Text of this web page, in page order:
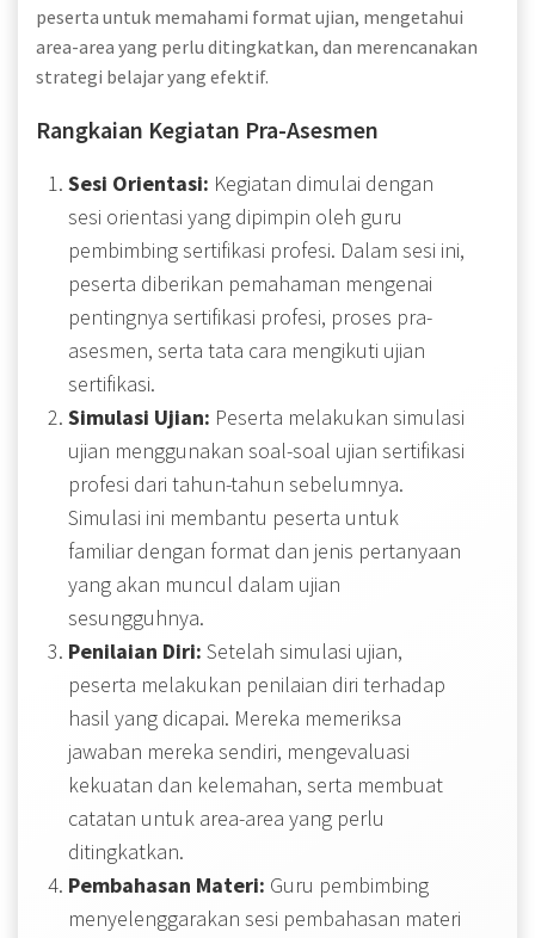
peserta untuk memahami format ujian, mengetahui
area-area yang perlu ditingkatkan, dan merencanakan
strategi belajar yang efektif.
Rangkaian Kegiatan Pra-Asesmen
Sesi Orientasi: Kegiatan dimulai dengan
sesi orientasi yang dipimpin oleh guru
pembimbing sertifikasi profesi. Dalam sesi ini,
peserta diberikan pemahaman mengenai
pentingnya sertifikasi profesi, proses pra-
asesmen, serta tata cara mengikuti ujian
sertifikasi.
Simulasi Ujian: Peserta melakukan simulasi
ujian menggunakan soal-soal ujian sertifikasi
profesi dari tahun-tahun sebelumnya.
Simulasi ini membantu peserta untuk
familiar dengan format dan jenis pertanyaan
yang akan muncul dalam ujian
sesungguhnya.
Penilaian Diri: Setelah simulasi ujian,
peserta melakukan penilaian diri terhadap
hasil yang dicapai. Mereka memeriksa
jawaban mereka sendiri, mengevaluasi
kekuatan dan kelemahan, serta membuat
catatan untuk area-area yang perlu
ditingkatkan.
Pembahasan Materi: Guru pembimbing
menyelenggarakan sesi pembahasan materi